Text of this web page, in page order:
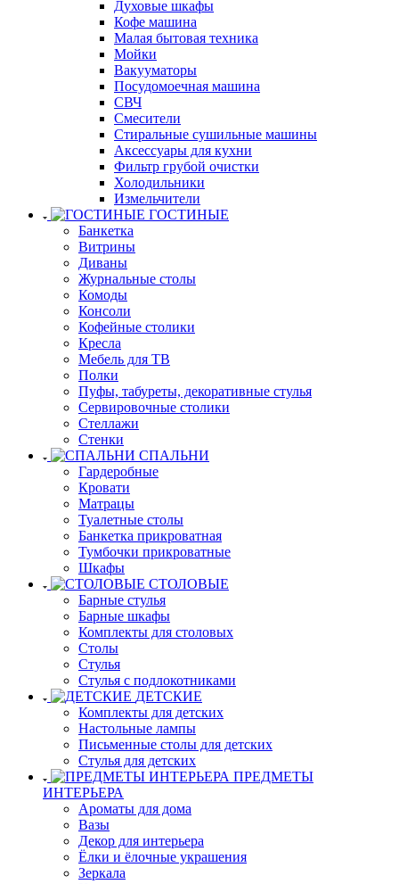
Духовые шкафы
Кофе машина
Малая бытовая техника
Мойки
Вакууматоры
Посудомоечная машина
СВЧ
Смесители
Стиральные сушильные машины
Аксессуары для кухни
Фильтр грубой очистки
Холодильники
Измельчители
ГОСТИНЫЕ
Банкетка
Витрины
Диваны
Журнальные столы
Комоды
Консоли
Кофейные столики
Кресла
Мебель для ТВ
Полки
Пуфы, табуреты, декоративные стулья
Сервировочные столики
Стеллажи
Стенки
СПАЛЬНИ
Гардеробные
Кровати
Матрацы
Туалетные столы
Банкетка прикроватная
Тумбочки прикроватные
Шкафы
СТОЛОВЫЕ
Барные стулья
Барные шкафы
Комплекты для столовых
Столы
Стулья
Стулья с подлокотниками
ДЕТСКИЕ
Комплекты для детских
Настольные лампы
Письменные столы для детских
Стулья для детских
ПРЕДМЕТЫ
ИНТЕРЬЕРА
Ароматы для дома
Вазы
Декор для интерьера
Ёлки и ёлочные украшения
Зеркала